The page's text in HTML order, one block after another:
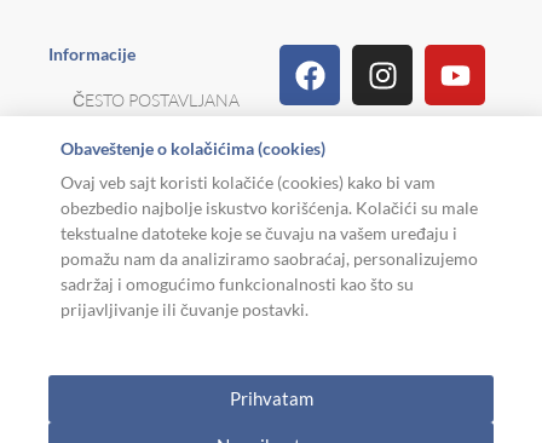
Informacije
ČESTO POSTAVLJANA
REKLAMACIJE I
POVRAT ROBE
USLOVI KORIŠĆENJA
FacebookInstagram
Linkedin
Viber
TiktokPinterest
Copyright © 2026. Hidroterm Jagodina
Obaveštenje o kolačićima (cookies)
Ovaj veb sajt koristi kolačiće (cookies) kako bi vam
obezbedio najbolje iskustvo korišćenja. Kolačići su male
tekstualne datoteke koje se čuvaju na vašem uređaju i
pomažu nam da analiziramo saobraćaj, personalizujemo
sadržaj i omogućimo funkcionalnosti kao što su
prijavljivanje ili čuvanje postavki.
Prihvatam